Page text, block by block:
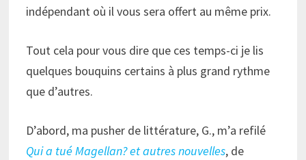
indépendant où il vous sera offert au même prix.
Tout cela pour vous dire que ces temps-ci je lis
quelques bouquins certains à plus grand rythme
que d’autres.
D’abord, ma pusher de littérature, G., m’a refilé
Qui a tué Magellan? et autres nouvelles, de